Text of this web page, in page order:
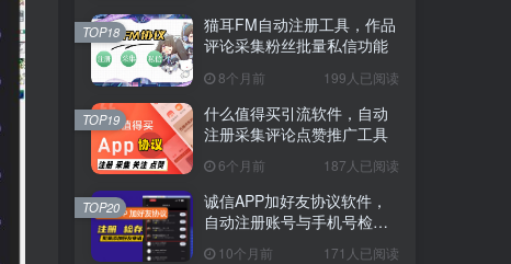
猫耳FM自动注册工具，作品
评论采集粉丝批量私信功能
8个月前 199人已阅读
TOP18
什么值得买引流软件，自动
注册采集评论点赞推广工具
6个月前 187人已阅读
TOP19
诚信APP加好友协议软件，
自动注册账号与手机号检存
10个月前 171人已阅读
TOP20